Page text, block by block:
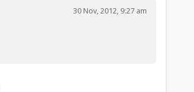
30 Nov, 2012, 9:27 am